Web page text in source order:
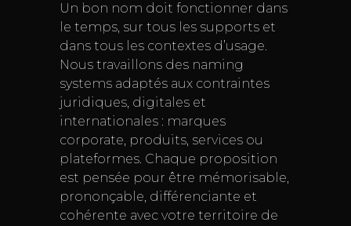
Un bon nom doit fonctionner dans
le temps, sur tous les supports et
dans tous les contextes d’usage.
Nous travaillons des naming
systems adaptés aux contraintes
juridiques, digitales et
internationales : marques
corporate, produits, services ou
plateformes. Chaque proposition
est pensée pour être mémorisable,
prononçable, différenciante et
cohérente avec votre territoire de